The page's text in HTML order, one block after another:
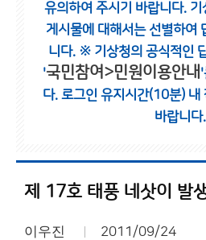
유의하여 주시기 바랍니다. 기
게시물에 대해서는 선별하여
니다. ※ 기상청의 공식적인
'국민참여>민원이용안내 '
다. 로그인 유지시간(10분) 내
바랍니다.
제 17호 태풍 네삿이 발
이우진 2011/09/24